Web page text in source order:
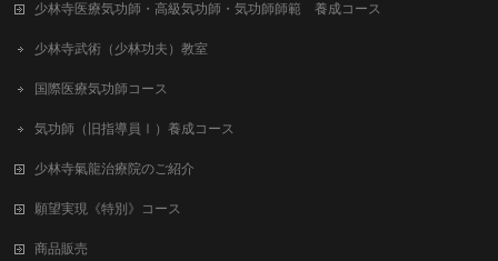
少林寺医療気功師・高級気功師・気功師師範 養成コース
少林寺武術（少林功夫）教室
国際医療気功師コース
気功師（旧指導員Ⅰ）養成コース
少林寺氣龍治療院のご紹介
願望実現《特別》コース
商品販売